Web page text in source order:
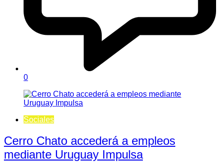
0
Sociales
Cerro Chato accederá a empleos
mediante Uruguay Impulsa